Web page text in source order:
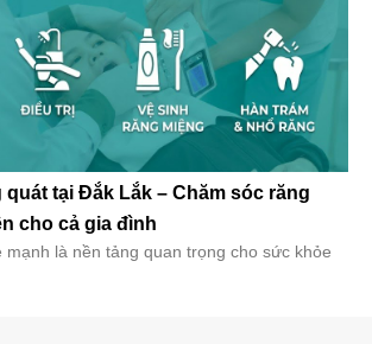
quát tại Đắk Lắk – Chăm sóc răng
cho cả gia đình
mạnh là nền tảng quan trọng cho sức khỏe